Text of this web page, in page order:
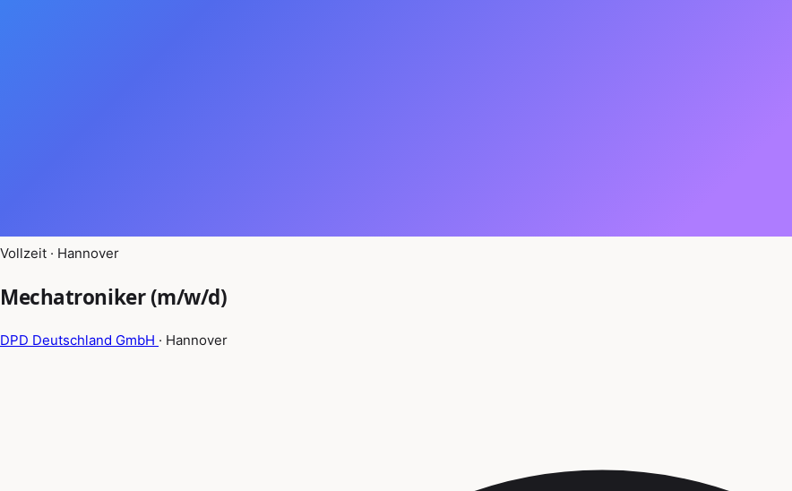
Vollzeit · Hannover
Mechatroniker (m/w/d)
DPD Deutschland GmbH · Hannover